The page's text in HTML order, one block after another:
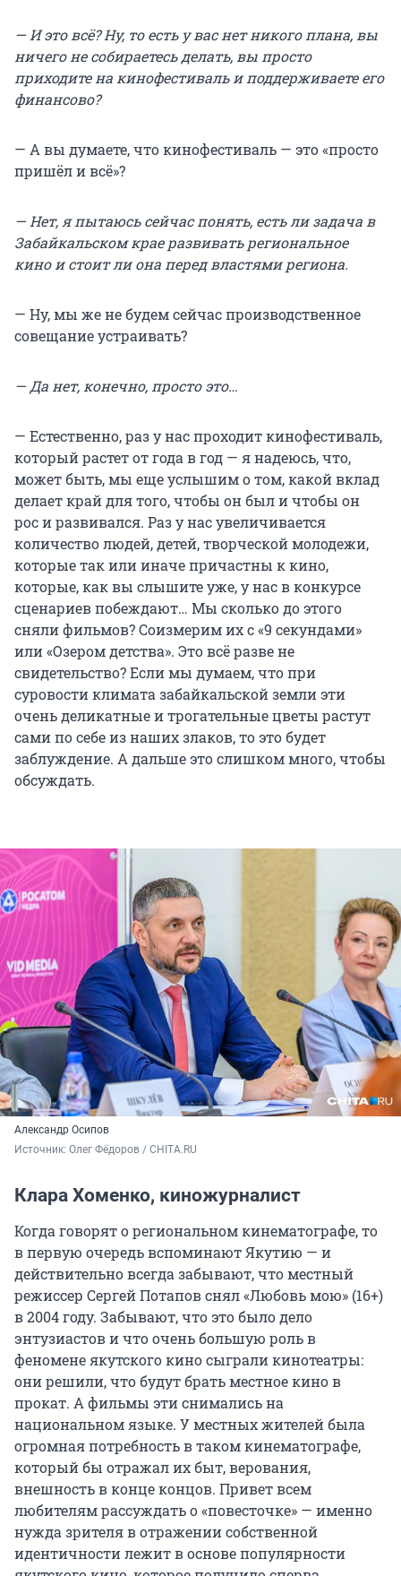
— И это всё? Ну, то есть у вас нет никого плана, вы
ничего не собираетесь делать, вы просто
приходите на кинофестиваль и поддерживаете его
финансово?
— А вы думаете, что кинофестиваль — это «просто
пришёл и всё»?
— Нет, я пытаюсь сейчас понять, есть ли задача в
Забайкальском крае развивать региональное
кино и стоит ли она перед властями региона.
— Ну, мы же не будем сейчас производственное
совещание устраивать?
— Да нет, конечно, просто это…
— Естественно, раз у нас проходит кинофестиваль,
который растет от года в год — я надеюсь, что,
может быть, мы еще услышим о том, какой вклад
делает край для того, чтобы он был и чтобы он
рос и развивался. Раз у нас увеличивается
количество людей, детей, творческой молодежи,
которые так или иначе причастны к кино,
которые, как вы слышите уже, у нас в конкурсе
сценариев побеждают… Мы сколько до этого
сняли фильмов? Соизмерим их с «9 секундами»
или «Озером детства». Это всё разве не
свидетельство? Если мы думаем, что при
суровости климата забайкальской земли эти
очень деликатные и трогательные цветы растут
сами по себе из наших злаков, то это будет
заблуждение. А дальше это слишком много, чтобы
обсуждать.
Александр Осипов
Источник: Олег Фёдоров / CHITA.RU
Клара Хоменко, киножурналист
Когда говорят о региональном кинематографе, то
в первую очередь вспоминают Якутию — и
действительно всегда забывают, что местный
режиссер Сергей Потапов снял «Любовь мою» (16+)
в 2004 году. Забывают, что это было дело
энтузиастов и что очень большую роль в
феномене якутского кино сыграли кинотеатры:
они решили, что будут брать местное кино в
прокат. А фильмы эти снимались на
национальном языке. У местных жителей была
огромная потребность в таком кинематографе,
который бы отражал их быт, верования,
внешность в конце концов. Привет всем
любителям рассуждать о «повесточке» — именно
нужда зрителя в отражении собственной
идентичности лежит в основе популярности